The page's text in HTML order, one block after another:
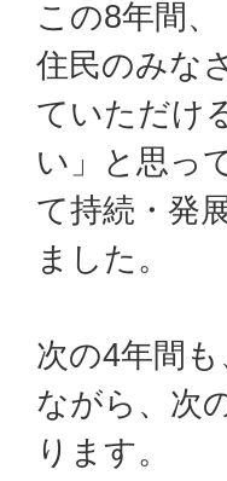
この8年間
住民のみな
ていただけ
い」と思っ
て持続・発
ました。
次の4年間
ながら、次
ります。